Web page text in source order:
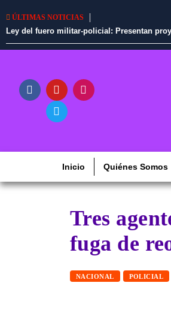
ÚLTIMAS NOTICIAS
Ley del fuero militar-policial: Presentan
Inicio Quiénes Somos
Tres
fuga de
NACIONAL POLICIAL